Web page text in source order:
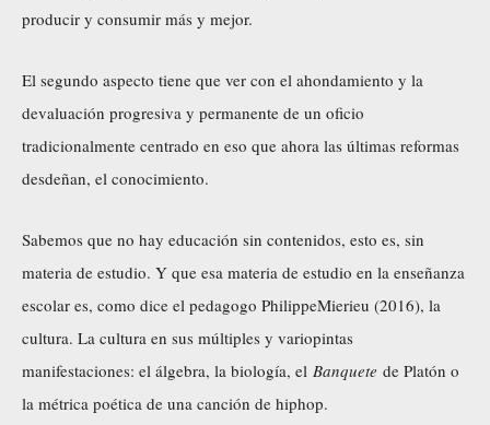
producir y consumir más y mejor.
El segundo aspecto tiene que ver con el ahondamiento y la
devaluación progresiva y permanente de un oficio
tradicionalmente centrado en eso que ahora las últimas reformas
desdeñan, el conocimiento.
Sabemos que no hay educación sin contenidos, esto es, sin
materia de estudio. Y que esa materia de estudio en la enseñanza
escolar es, como dice el pedagogo PhilippeMierieu (2016), la
cultura. La cultura en sus múltiples y variopintas
manifestaciones: el álgebra, la biología, el Banquete de Platón o
la métrica poética de una canción de hiphop.